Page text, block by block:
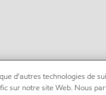
d'autres technologies de
sur notre site Web. Nous